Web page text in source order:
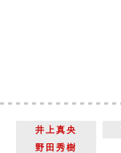
井上真央
野田秀樹